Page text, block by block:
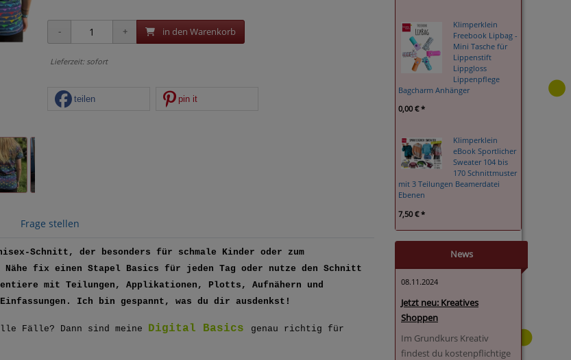
in den Warenkorb
Lieferzeit: sofort
teilen pin it
Frage stellen
Schnitt, der besonders für schmale Kinder oder zum
fix einen Stapel Basics für jeden Tag oder nutze den Schnitt
mit Teilungen, Applikationen, Plotts, Aufnähern und
Ich bin gespannt, was du dir ausdenkst!
Fälle? Dann sind meine Digital Basics
genau richtig für
Klimperklein
Freebook Lipbag -
Mini Tasche für
Lippenstift
Lippgloss
Lippenpflege
Bagcharm Anhänger
0,00 € *
Klimperklein
eBook Sportlicher
Sweater 104 bis
170 Schnittmuster
mit 3 Teilungen Beamerdatei
Ebenen
7,50 € *
News
08.11.2024
Jetzt neu: Kreatives
Shoppen
Im Grundkurs Kreativ
findest du kostenpflichtige